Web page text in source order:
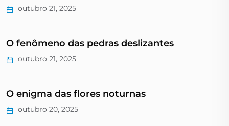
outubro 21, 2025
O fenômeno das pedras deslizantes
outubro 21, 2025
O enigma das flores noturnas
outubro 20, 2025